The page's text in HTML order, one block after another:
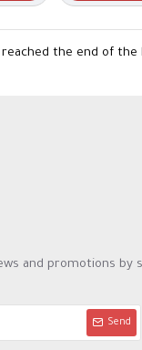
reached the end of the
and promotions by
Send